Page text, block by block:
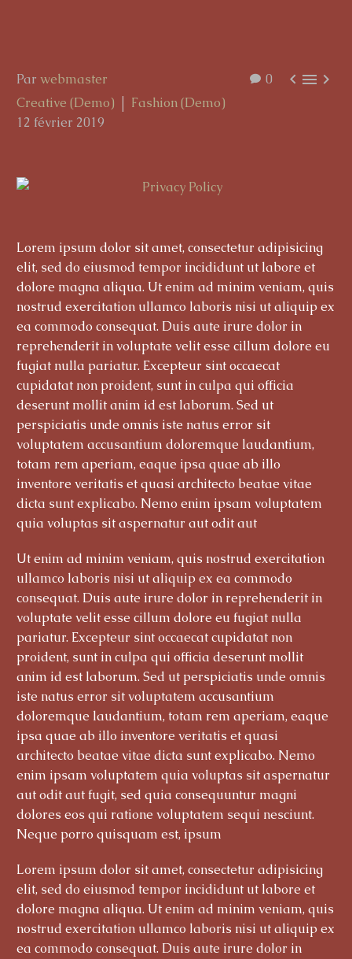
0   
Par webmaster
Creative (Demo)
Fashion (Demo)
12 février 2019
Lorem ipsum dolor sit amet, consectetur adipisicing
elit, sed do eiusmod tempor incididunt ut labore et
dolore magna aliqua. Ut enim ad minim veniam, quis
nostrud exercitation ullamco laboris nisi ut aliquip ex
ea commodo consequat. Duis aute irure dolor in
reprehenderit in voluptate velit esse cillum dolore eu
fugiat nulla pariatur. Excepteur sint occaecat
cupidatat non proident, sunt in culpa qui officia
deserunt mollit anim id est laborum. Sed ut
perspiciatis unde omnis iste natus error sit
voluptatem accusantium doloremque laudantium,
totam rem aperiam, eaque ipsa quae ab illo
inventore veritatis et quasi architecto beatae vitae
dicta sunt explicabo. Nemo enim ipsam voluptatem
quia voluptas sit aspernatur aut odit aut
Ut enim ad minim veniam, quis nostrud exercitation
ullamco laboris nisi ut aliquip ex ea commodo
consequat. Duis aute irure dolor in reprehenderit in
voluptate velit esse cillum dolore eu fugiat nulla
pariatur. Excepteur sint occaecat cupidatat non
proident, sunt in culpa qui officia deserunt mollit
anim id est laborum. Sed ut perspiciatis unde omnis
iste natus error sit voluptatem accusantium
doloremque laudantium, totam rem aperiam, eaque
ipsa quae ab illo inventore veritatis et quasi
architecto beatae vitae dicta sunt explicabo. Nemo
enim ipsam voluptatem quia voluptas sit aspernatur
aut odit aut fugit, sed quia consequuntur magni
dolores eos qui ratione voluptatem sequi nesciunt.
Neque porro quisquam est, ipsum
Lorem ipsum dolor sit amet, consectetur adipisicing
elit, sed do eiusmod tempor incididunt ut labore et
dolore magna aliqua. Ut enim ad minim veniam, quis
nostrud exercitation ullamco laboris nisi ut aliquip ex
ea commodo consequat. Duis aute irure dolor in